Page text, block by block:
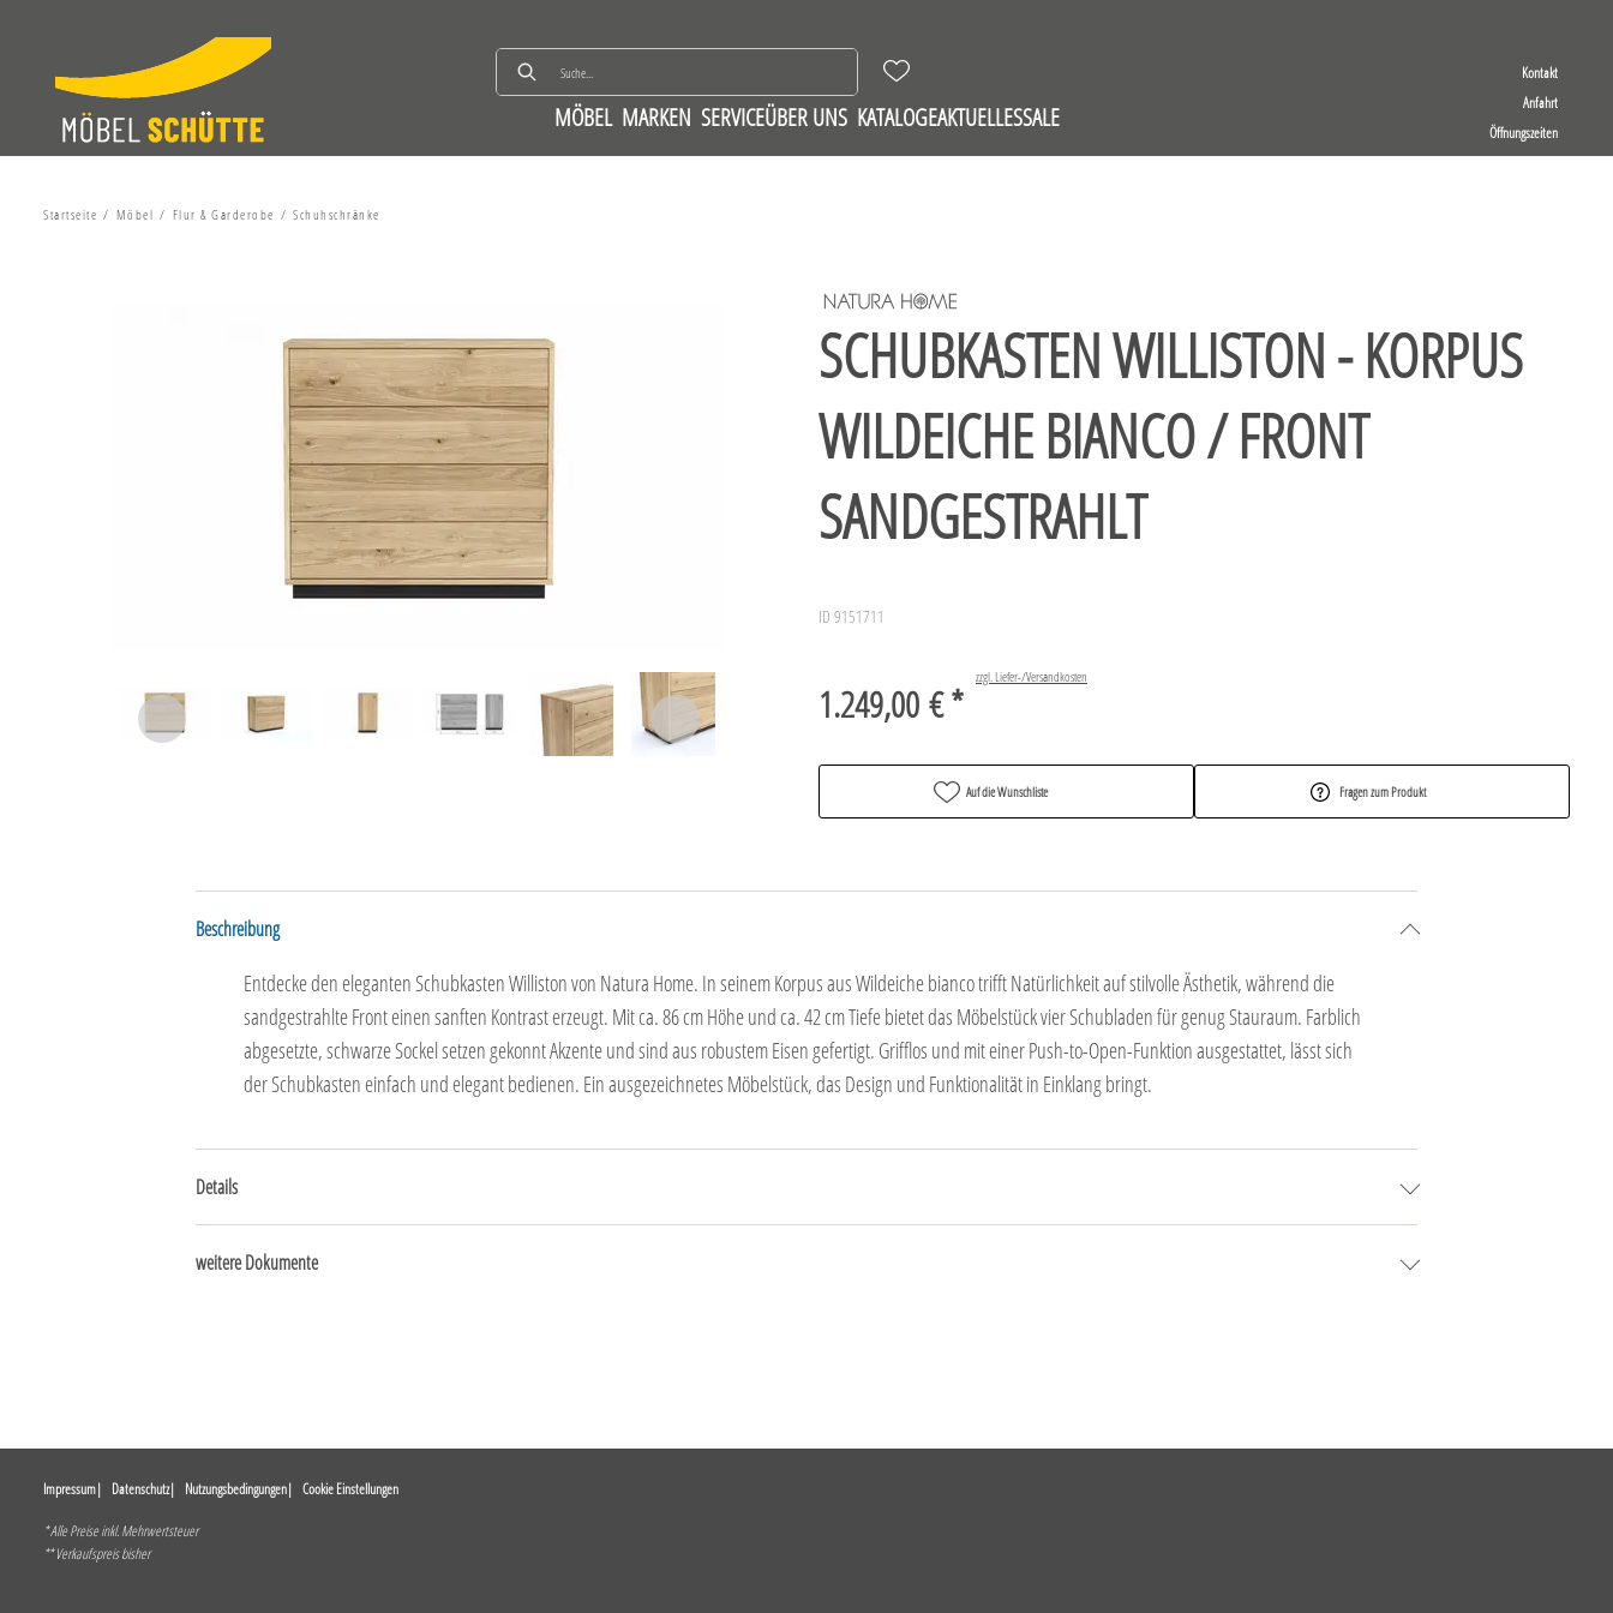
Kontakt
Anfahrt
Öffnungszeiten
MÖBEL MARKEN SERVICEÜBER UNS KATALOGEAKTUELLESSALE
Startseite Möbel Flur & Garderobe Schuhschränke
SCHUBKASTEN WILLISTON - KORPUS
WILDEICHE BIANCO / FRONT
SANDGESTRAHLT
ID 9151711
1.249,00 € *
zzgl. Liefer-/Versandkosten
Auf die Wunschliste Fragen zum Produkt
Beschreibung
Entdecke den eleganten Schubkasten Williston von Natura Home. In seinem Korpus aus Wildeiche bianco trifft Natürlichkeit auf stilvolle Ästhetik, während die
sandgestrahlte Front einen sanften Kontrast erzeugt. Mit ca. 86 cm Höhe und ca. 42 cm Tiefe bietet das Möbelstück vier Schubladen für genug Stauraum. Farblich
abgesetzte, schwarze Sockel setzen gekonnt Akzente und sind aus robustem Eisen gefertigt. Grifflos und mit einer Push-to-Open-Funktion ausgestattet, lässt sich
der Schubkasten einfach und elegant bedienen. Ein ausgezeichnetes Möbelstück, das Design und Funktionalität in Einklang bringt.
Details
weitere Dokumente
Impressum Datenschutz Nutzungsbedingungen Cookie Einstellungen
* Alle Preise inkl. Mehrwertsteuer
** Verkaufspreis bisher